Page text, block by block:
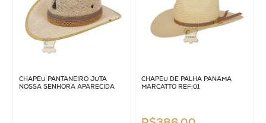
CHAPÉU PANTANEIRO JUTA
NOSSA SENHORA APARECIDA
CHAPÉU DE PALHA PANAMÁ
MARCATTO REF:01